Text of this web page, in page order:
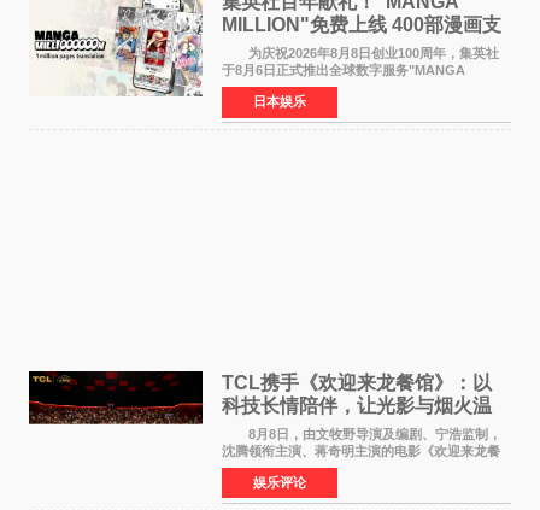
MILLION"免费上线 400部漫画支
援逾百种语言
为庆祝2026年8月8日创业100周年，集英社
于8月6日正式推出全球数字服务"MANGA
MILLION"，无需注册即可免费阅读近400部漫画
作品，总量达100万页，翻译成100多种语言面向
全球读者开放。该服务预
日本娱乐
TCL携手《欢迎来龙餐馆》：以
科技长情陪伴，让光影与烟火温
暖生活
8月8日，由文牧野导演及编剧、宁浩监制，
沈腾领衔主演、蒋奇明主演的电影《欢迎来龙餐
馆》在上海超前点映，主创团队携影片亮相与观
众提前见面。TCL作为本片独家合作伙伴，在路
演现场设置品牌互
娱乐评论